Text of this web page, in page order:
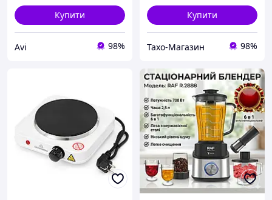
Купити
Avi 98%
Купити
Тахо-Магазин 98%